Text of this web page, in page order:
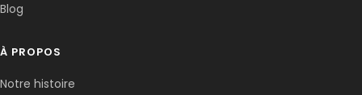
Blog
À PROPOS
Notre histoire